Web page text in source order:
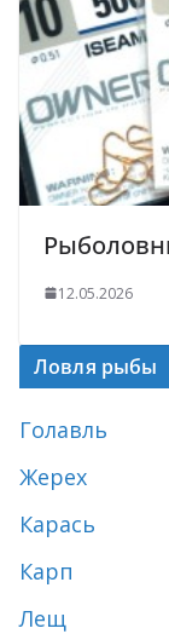
12.05.2026
Ловля рыбы
Голавль
Жерех
Карась
Карп
Лещ